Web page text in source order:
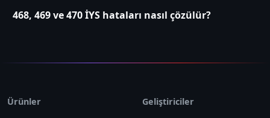
468, 469 ve 470 İYS hataları nasıl çözülür?
Ürünler Geliştiriciler